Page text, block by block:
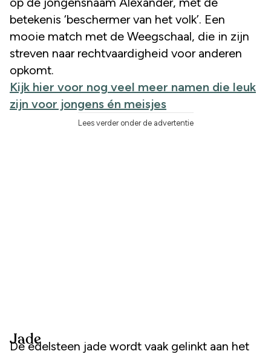
betekenis ‘beschermer van het volk’. Een
mooie match met de Weegschaal, die in zijn
streven naar rechtvaardigheid voor anderen
opkomt.
Kijk hier voor nog veel meer namen die leuk
zijn voor jongens én meisjes
Lees verder onder de advertentie
Jade
De edelsteen jade wordt vaak gelinkt aan het